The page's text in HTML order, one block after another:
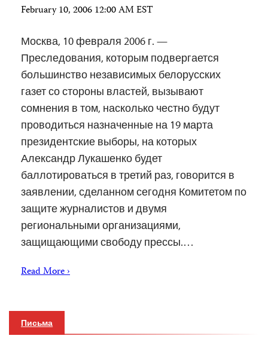
February 10, 2006 12:00 AM EST
Москва, 10 февраля 2006 г. —
Преследования, которым подвергается
большинство независимых белорусских
газет со стороны властей, вызывают
сомнения в том, насколько честно будут
проводиться назначенные на 19 марта
президентские выборы, на которых
Александр Лукашенко будет
баллотироваться в третий раз, говорится в
заявлении, сделанном сегодня Комитетом по
защите журналистов и двумя
региональными организациями,
защищающими свободу прессы.…
Read More ›
Письма